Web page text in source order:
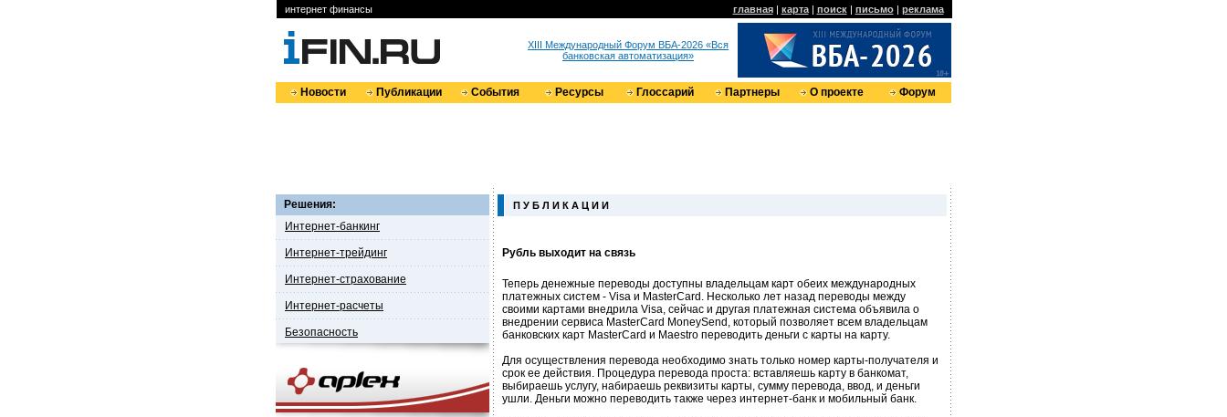
интернет финансы главная| карта| поиск| письмо| реклама
XIII Международный Форум ВБА-2026 «Вся
банковская автоматизация»
Новости Публикации События Ресурсы Глоссарий Партнеры О проекте Форум
Решения:
Интернет-банкинг
Интернет-трейдинг
Интернет-страхование
Интернет-расчеты
Безопасность
П У Б Л И К А Ц И И
Рубль выходит на связь
Теперь денежные переводы доступны владельцам карт обеих международных
платежных систем - Visa и MasterCard. Несколько лет назад переводы между
своими картами внедрила Visa, сейчас и другая платежная система объявила о
внедрении сервиса MasterCard MoneySend, который позволяет всем владельцам
банковских карт MasterCard и Maestro переводить деньги с карты на карту.
Для осуществления перевода необходимо знать только номер карты-получателя и
срок ее действия. Процедура перевода проста: вставляешь карту в банкомат,
выбираешь услугу, набираешь реквизиты карты, сумму перевода, ввод, и деньги
ушли. Деньги можно переводить также через интернет-банк и мобильный банк.